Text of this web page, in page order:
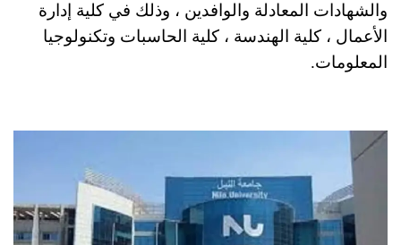
والشهادات المعادلة والوافدين ، وذلك في كلية إدارة
الأعمال ، كلية الهندسة ، كلية الحاسبات وتكنولوجيا
المعلومات.